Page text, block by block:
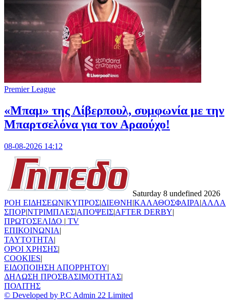
Premier League
«Μπαμ» της Λίβερπουλ, συμφωνία με την
Μπαρτσελόνα για τον Αραούχο!
08-08-2026 14:12
Saturday 8 undefined 2026
ΡΟΗ ΕΙΔΗΣΕΩΝ|ΚΥΠΡΟΣ|ΔΙΕΘΝΗ|ΚΑΛΑΘΟΣΦΑΙΡΑ|ΑΛΛΑ
ΣΠΟΡ|ΝΤΡΙΜΠΛΕΣ|ΑΠΟΨΕΙΣ|AFTER DERBY|
ΠΡΩΤΟΣΕΛΙΔΟ | TV
ΕΠΙΚΟΙΝΩΝΙΑ|
TAYTOTHTA|
ΟΡΟΙ ΧΡΗΣΗΣ|
COOKIES|
ΕΙΔΟΠΟΙΗΣΗ ΑΠΟΡΡΗΤΟΥ|
ΔΗΛΩΣΗ ΠΡΟΣΒΑΣΙΜΟΤΗΤΑΣ|
ΠΟΛΙΤΗΣ
© Developed by P.C Admin 22 Limited